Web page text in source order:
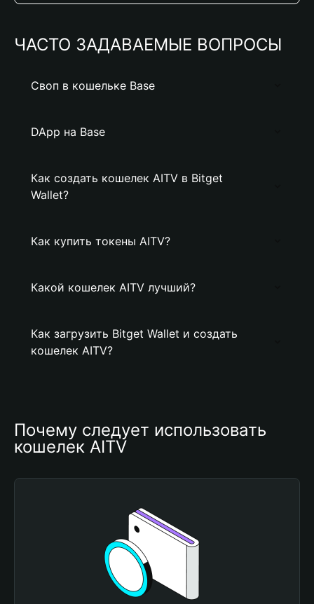
ЧАСТО ЗАДАВАЕМЫЕ ВОПРОСЫ
Своп в кошельке Base
DApp на Base
Как создать кошелек AITV в Bitget
Wallet?
Как купить токены AITV?
Какой кошелек AITV лучший?
Как загрузить Bitget Wallet и создать
кошелек AITV?
Почему следует использовать
кошелек AITV